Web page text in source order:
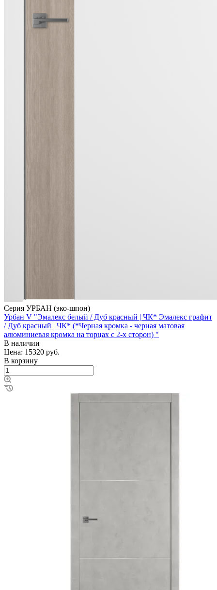
Серия УРБАН (эко-шпон)
Урбан V "Эмалекс белый / Дуб красный | ЧК* Эмалекс графит
/ Дуб красный | ЧК* (*Черная кромка - черная матовая
алюминиевая кромка на торцах с 2-х сторон) "
В наличии
Цена: 15320 руб.
В корзину